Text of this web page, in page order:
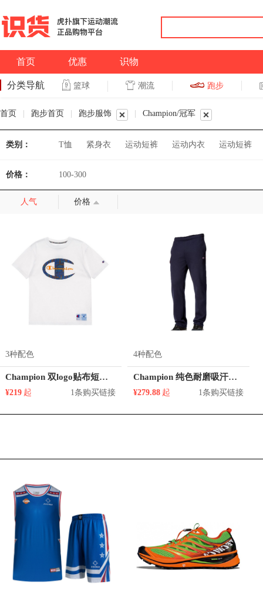
首页 优惠 识物
分类导航 篮球 潮流 跑步
首页 跑步首页 跑步服饰 Champion/冠军
类别： T恤 紧身衣 运动短裤 运动内衣 运动短裤
价格： 100-300
人气 价格
3种配色
Champion 双logo贴布短袖T恤 男女同款
¥219 起 1条购买链接
4种配色
Champion 纯色耐磨吸汗运动长裤 男女同款 2929714
¥279.88 起 1条购买链接